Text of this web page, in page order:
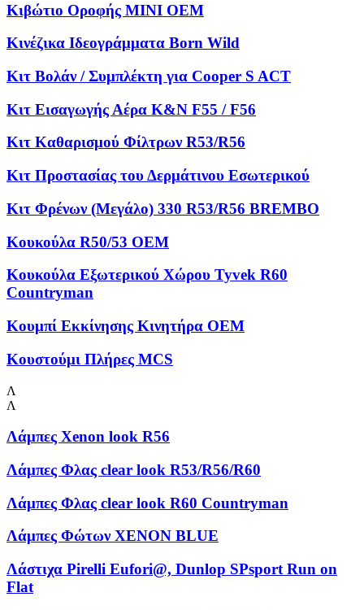
Κιβώτιο Οροφής MINI OEM
Κινέζικα Ιδεογράμματα Born Wild
Κιτ Βολάν / Συμπλέκτη για Cooper S ACT
Κιτ Εισαγωγής Αέρα K&N F55 / F56
Κιτ Καθαρισμού Φίλτρων R53/R56
Κιτ Προστασίας του Δερμάτινου Εσωτερικού
Κιτ Φρένων (Μεγάλο) 330 R53/R56 BREMBO
Κουκούλα R50/53 OEM
Κουκούλα Εξωτερικού Χώρου Tyvek R60
Countryman
Κουμπί Εκκίνησης Κινητήρα OEM
Κουστούμι Πλήρες MCS
Λ
Λ
Λάμπες Xenon look R56
Λάμπες Φλας clear look R53/R56/R60
Λάμπες Φλας clear look R60 Countryman
Λάμπες Φώτων XENON BLUE
Λάστιχα Pirelli Eufori@, Dunlop SPsport Run on
Flat